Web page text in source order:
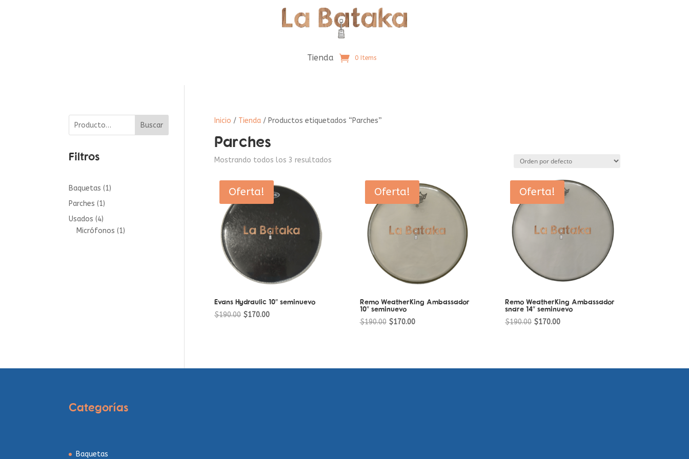
Tienda 0 Items
Inicio / Tienda/ Productos etiquetados “Parches”
Parches
Mostrando todos los 3 resultados
Oferta!
Evans Hydraulic 10″ seminuevo
$190.00 Original
$170.00Current
Oferta!
Remo WeatherKing Ambassador
10″ seminuevo
$190.00 Original
$170.00Current
Oferta!
Remo WeatherKing Ambassador
snare 14″ seminuevo
$190.00 Original
$170.00Current
Buscar
Filtros
Baquetas 11
Parches 11
producto
Usados 44
productos
Micrófonos 11
Categorías
Baquetas